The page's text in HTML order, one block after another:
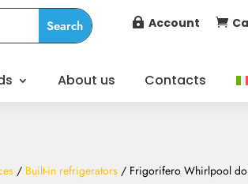
 Account 
About us Contacts
/ Built-in refrigerators/ Frigorifero Whirlpool